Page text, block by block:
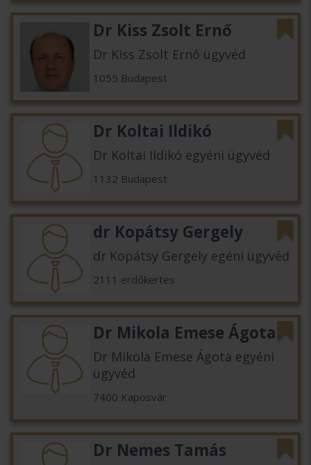
Dr Kiss Zsolt Ernő
Dr Kiss Zsolt Ernő ügyvéd
1055 Budapest
Dr Koltai Ildikó
Dr Koltai Ildikó egyéni ügyvéd
1132 Budapest
dr Kopátsy Gergely
dr Kopátsy Gergely egéni ügyvéd
2111 erdőkertes
Dr Mikola Emese Ágota
Dr Mikola Emese Ágota egyéni
ügyvéd
7400 Kaposvár
Dr Nemes Tamás